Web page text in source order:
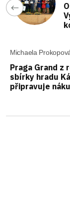
Michaela
Praga Grand z
sbírky hradu
připravuje